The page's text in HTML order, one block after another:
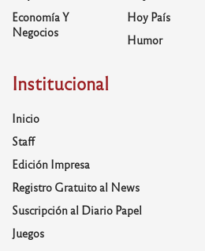
Economía Y
Negocios
Hoy País
Humor
Institucional
Inicio
Staff
Edición Impresa
Registro Gratuito al News
Suscripción al Diario Papel
Juegos